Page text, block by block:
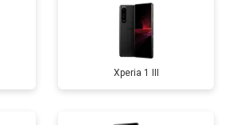
Xperia 1 III